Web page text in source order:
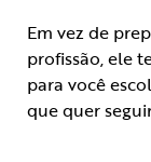
Em vez de
profissão, ele
para você
que quer